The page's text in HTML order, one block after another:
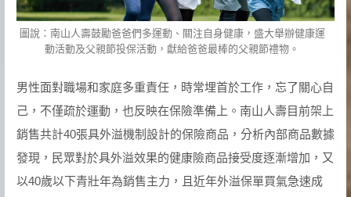
圖說：南山人壽鼓勵爸爸們多運動、關注自身健康，盛大舉辦健康運
動活動及父親節投保活動，獻給爸爸最棒的父親節禮物。
男性面對職場和家庭多重責任，時常埋首於工作，忘了關心自
己，不僅疏於運動，也反映在保險準備上。南山人壽目前架上
銷售共計40張具外溢機制設計的保險商品，分析內部商品數據
發現，民眾對於具外溢效果的健康險商品接受度逐漸增加，又
以40歲以下青壯年為銷售主力，且近年外溢保單買氣急速成